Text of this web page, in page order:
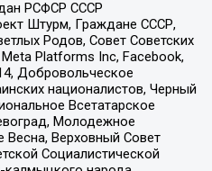
РСФСР СССР
Штурм, Граждане СССР,
Родов, Совет Советских
Platforms Inc, Facebook,
Добровольческое
националистов, Черный
Всетатарское
Молодежное
Верховный Совет
Социалистической